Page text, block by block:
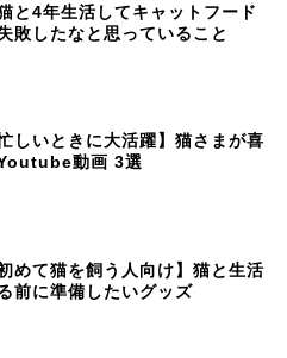
と4年生活してキャットフード
敗したなと思っていること
忙しいときに大活躍】猫さまが喜
動画 3選
初めて猫を飼う人向け】猫と生活
前に準備したいグッズ